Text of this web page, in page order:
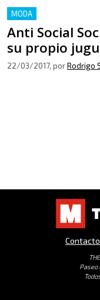
MODA
Anti Social
su propio
22/03/2017, porRodrigo
Paseo